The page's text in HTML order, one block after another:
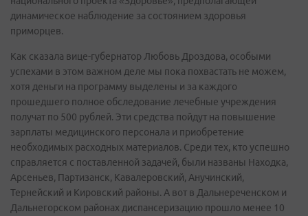
динамическое наблюдение за состоянием здоровья
приморцев.
Как сказала вице-губернатор Любовь Дроздова, особыми
успехами в этом важном деле мы пока похвастать не можем,
хотя деньги на программу выделены и за каждого
прошедшего полное обследование лечебные учреждения
получат по 500 рублей. Эти средства пойдут на повышение
зарплаты медицинского персонала и приобретение
необходимых расходных материалов. Среди тех, кто успешно
справляется с поставленной задачей, были названы Находка,
Арсеньев, Партизанск, Кавалеровский, Анучинский,
Тернейский и Кировский районы. А вот в Дальнереченском и
Дальнегорском районах диспансеризацию прошло менее 10